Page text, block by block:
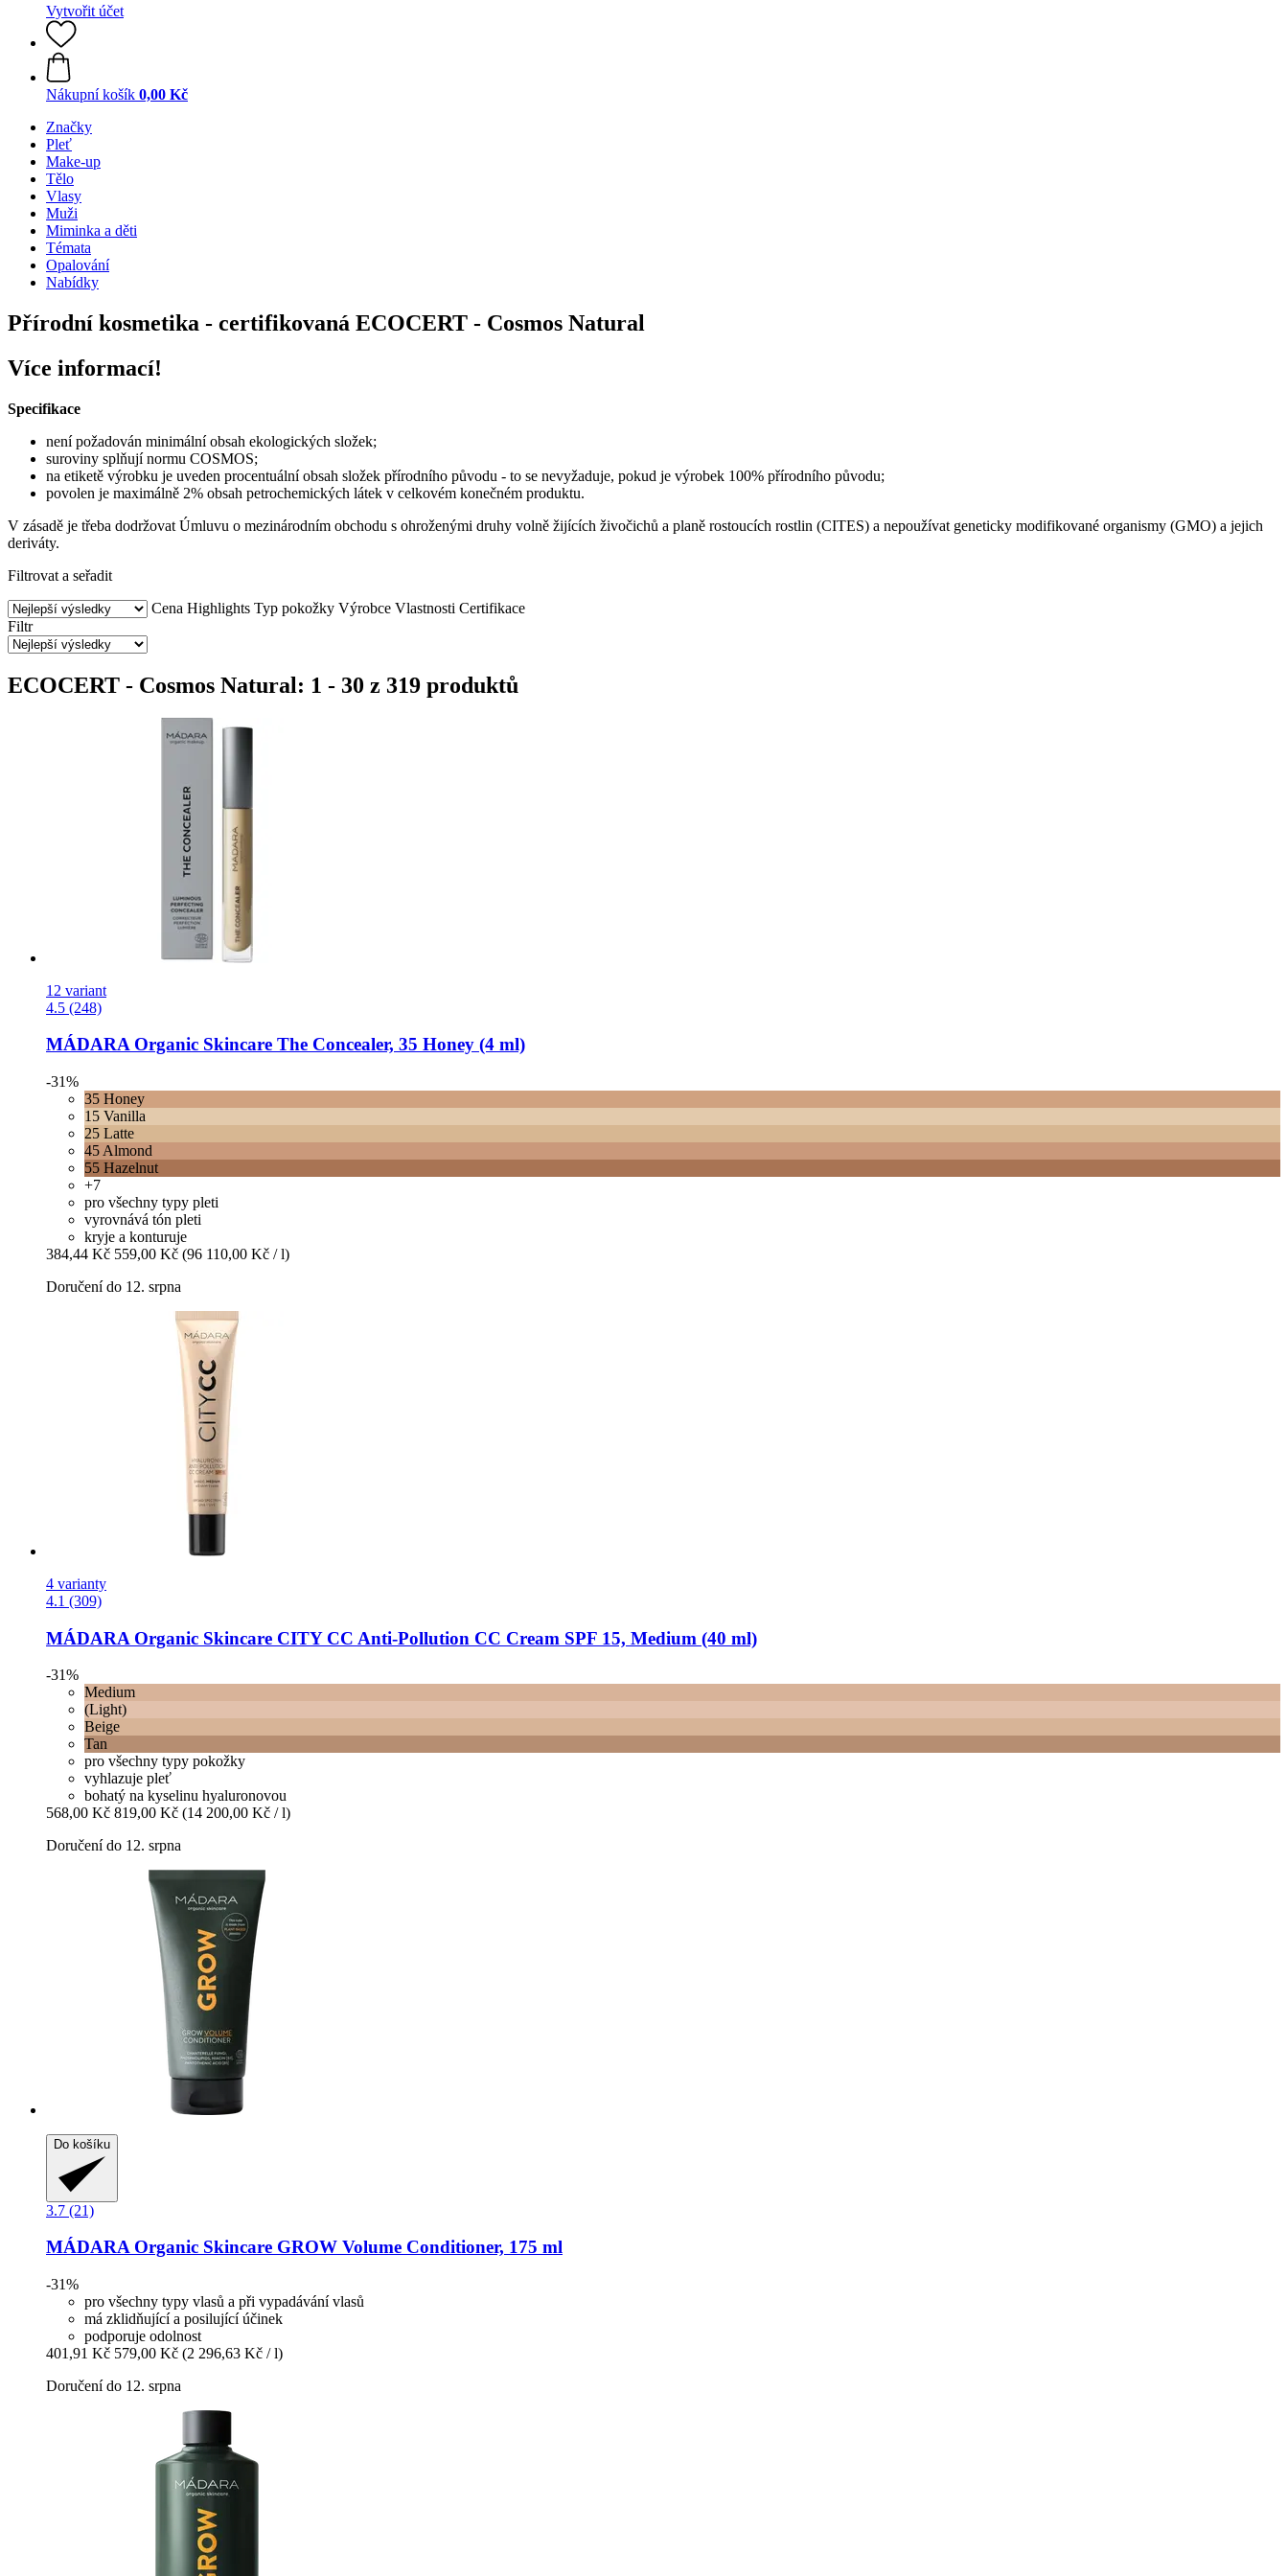
Vytvořit účet
Nákupní košík 0,00 Kč
Značky
Pleť
Make-up
Tělo
Vlasy
Muži
Miminka a děti
Témata
Opalování
Nabídky
Přírodní kosmetika - certifikovaná ECOCERT - Cosmos Natural
Více informací!
Specifikace
není požadován minimální obsah ekologických složek;
suroviny splňují normu COSMOS;
na etiketě výrobku je uveden procentuální obsah složek přírodního původu - to se nevyžaduje, pokud je výrobek 100% přírodního původu;
povolen je maximálně 2% obsah petrochemických látek v celkovém konečném produktu.
V zásadě je třeba dodržovat Úmluvu o mezinárodním obchodu s ohroženými druhy volně žijících živočichů a planě rostoucích rostlin (CITES) a nepoužívat geneticky modifikované organismy (GMO) a jejich
deriváty.
Filtrovat a seřadit
Cena Highlights Typ pokožky Výrobce Vlastnosti Certifikace
Filtr
ECOCERT - Cosmos Natural: 1 - 30 z 319 produktů
12 variant
4.5 (248)
MÁDARA Organic Skincare The Concealer, 35 Honey (4 ml)
-31%
35 Honey
15 Vanilla
25 Latte
45 Almond
55 Hazelnut
+7
pro všechny typy pleti
vyrovnává tón pleti
kryje a konturuje
384,44 Kč 559,00 Kč (96 110,00 Kč / l)
Doručení do 12. srpna
4 varianty
4.1 (309)
MÁDARA Organic Skincare CITY CC Anti-​Pollution CC Cream SPF 15, Medium (40 ml)
-31%
Medium
(Light)
Beige
Tan
pro všechny typy pokožky
vyhlazuje pleť
bohatý na kyselinu hyaluronovou
568,00 Kč 819,00 Kč (14 200,00 Kč / l)
Doručení do 12. srpna
Do košíku
3.7 (21)
MÁDARA Organic Skincare GROW Volume Conditioner, 175 ml
-31%
pro všechny typy vlasů a při vypadávání vlasů
má zklidňující a posilující účinek
podporuje odolnost
401,91 Kč 579,00 Kč (2 296,63 Kč / l)
Doručení do 12. srpna